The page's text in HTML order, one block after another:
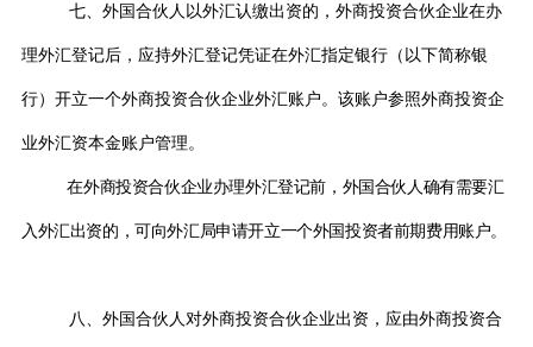
七、外国合伙人以外汇认缴出资的，外商投资合伙企业在办
理外汇登记后，应持外汇登记凭证在外汇指定银行（以下简称银
行）开立一个外商投资合伙企业外汇账户。该账户参照外商投资企
业外汇资本金账户管理。
在外商投资合伙企业办理外汇登记前，外国合伙人确有需要汇
入外汇出资的，可向外汇局申请开立一个外国投资者前期费用账户。
八、外国合伙人对外商投资合伙企业出资，应由外商投资合